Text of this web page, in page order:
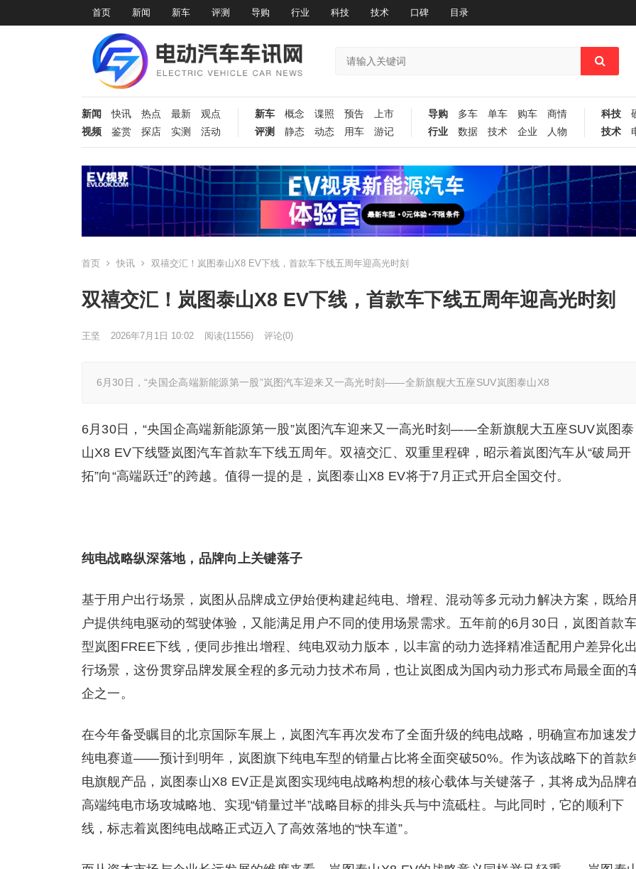
首页 新闻 新车 评测 导购 行业 科技 技术 口碑 目录
新闻 快讯 热点 最新
观点
视频
鉴赏 探店 实测 活动
新车 概念 谍照 预告
上市
评测
静态 动态 用车 游记
导购 多车 单车 购车
商情
行业
数据 技术 企业 人物
科技
技术
首页 快讯 双禧交汇！岚图泰山X8 EV下线，首款车下线五周年迎高光时刻
双禧交汇！岚图泰山X8 EV下线，首款车下线五周年迎高光时刻
王坚 2026年7月1日 10:02 阅读(11556) 评论(0)
6月30日，“央国企高端新能源第一股”岚图汽车迎来又一高光时刻——全新旗舰大五座SUV岚图泰山X8
6月30日，“央国企高端新能源第一股”岚图汽车迎来又一高光时刻——全新旗舰大五座SUV岚图泰
山X8 EV下线暨岚图汽车首款车下线五周年。双禧交汇、双重里程碑，昭示着岚图汽车从“破局开
拓”向“高端跃迁”的跨越。值得一提的是，岚图泰山X8 EV将于7月正式开启全国交付。
纯电战略纵深落地，品牌向上关键落子
基于用户出行场景，岚图从品牌成立伊始便构建起纯电、增程、混动等多元动力解决方案，既给
户提供纯电驱动的驾驶体验，又能满足用户不同的使用场景需求。五年前的6月30日，岚图首款
型岚图FREE下线，便同步推出增程、纯电双动力版本，以丰富的动力选择精准适配用户差异化
行场景，这份贯穿品牌发展全程的多元动力技术布局，也让岚图成为国内动力形式布局最全面的
企之一。
在今年备受瞩目的北京国际车展上，岚图汽车再次发布了全面升级的纯电战略，明确宣布加速发
纯电赛道——预计到明年，岚图旗下纯电车型的销量占比将全面突破50%。作为该战略下的首款
电旗舰产品，岚图泰山X8 EV正是岚图实现纯电战略构想的核心载体与关键落子，其将成为品牌
高端纯电市场攻城略地、实现“销量过半”战略目标的排头兵与中流砥柱。与此同时，它的顺利下
线，标志着岚图纯电战略正式迈入了高效落地的“快车道”。